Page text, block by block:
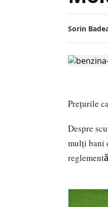
Sorin
Prețurile
Despre
mulți bani